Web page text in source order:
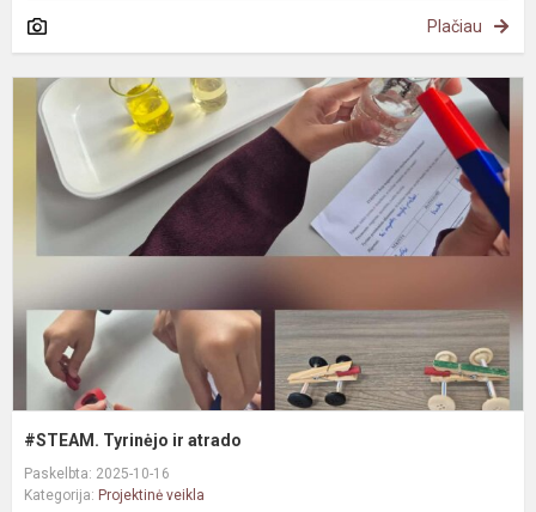
Plačiau
#STEAM. Tyrinėjo ir atrado
Paskelbta: 2025-10-16
Kategorija: Projektinė veikla